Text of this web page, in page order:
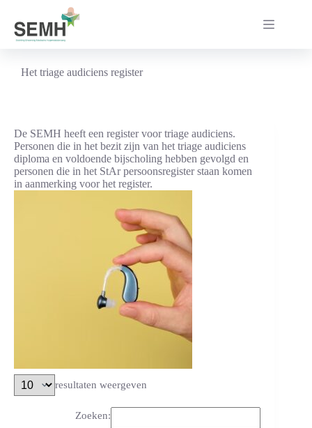
inhoud
Het triage audiciens register
De SEMH heeft een register voor triage audiciens.
Personen die in het bezit zijn van het triage audiciens
diploma en voldoende bijscholing hebben gevolgd en
personen die in het StAr persoonsregister staan komen
in aanmerking voor het register.
resultaten weergeven
Zoeken: